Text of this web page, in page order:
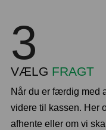
3
VÆLG FRAGT
Når du er færdig med
videre til kassen. Her
afhente eller om vi